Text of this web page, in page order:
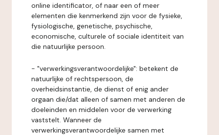
online identificator, of naar een of meer
elementen die kenmerkend zijn voor de fysieke,
fysiologische, genetische, psychische,
economische, culturele of sociale identiteit van
die natuurlijke persoon.
- "verwerkingsverantwoordelijke": betekent de
natuurlijke of rechtspersoon, de
overheidsinstantie, de dienst of enig ander
orgaan die/dat alleen of samen met anderen de
doeleinden en middelen voor de verwerking
vaststelt. Wanneer de
verwerkingsverantwoordelijke samen met